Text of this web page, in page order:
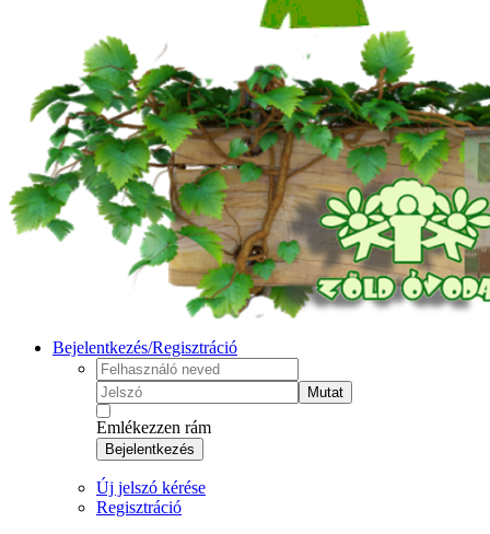
Bejelentkezés/Regisztráció
Mutat
Emlékezzen rám
Bejelentkezés
Új jelszó kérése
Regisztráció